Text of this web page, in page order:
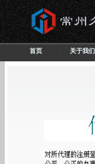
首页 关于我们